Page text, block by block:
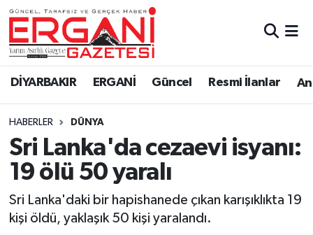
DİYARBAKIR ERGANİ Güncel Resmi İlanlar
HABERLER DÜNYA
Sri Lanka'da cezaevi isyanı:
19 ölü 50 yaralı
Sri Lanka'daki bir hapishanede çıkan karışıklıkta 19
kişi öldü, yaklaşık 50 kişi yaralandı.
DİYARBAKIR
BİSMİL
BAĞLAR
ERGANİ
Güncel
Eği̇ti̇m
Resmi İlanlar
Ergani Nöbetçi Eczaneler
Ergani Hava Durumu
Ergani Trafik Yoğunluk Haritası
Süper Lig Puan Durumu ve Fikstür
Tüm Manşetler